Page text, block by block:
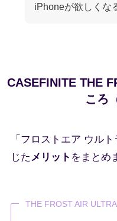
iPhoneが欲しくな
CASEFINITE THE
ころ
「フロストエア ウル
じたメリット をまとめ
THE FROST AIR